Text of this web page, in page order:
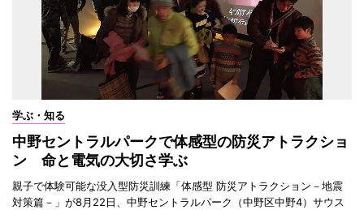
学ぶ・知る
中野セントラルパークで体感型の防災アトラクショ
ン 命と電気の大切さ学ぶ
親子で体験可能な没入型防災訓練「体感型 防災アトラクション－地震
対策篇－」が8月22日、中野セントラルパーク（中野区中野4）サウス